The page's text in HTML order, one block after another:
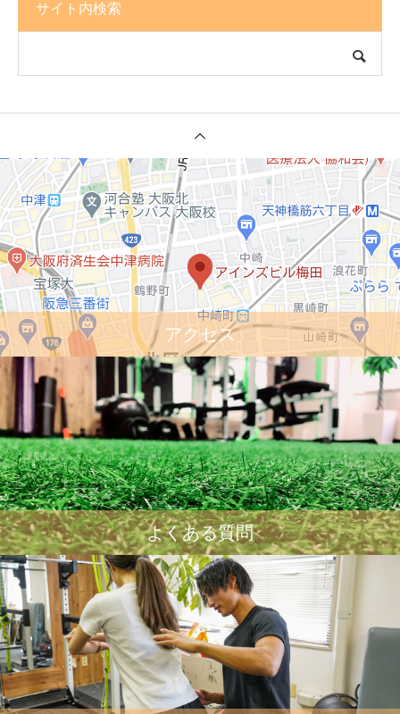
サイト内検索
アクセス
よくある質問